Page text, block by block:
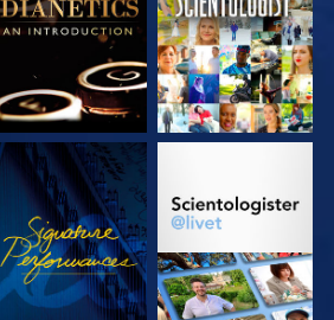
SE UTFORSK SERIEN